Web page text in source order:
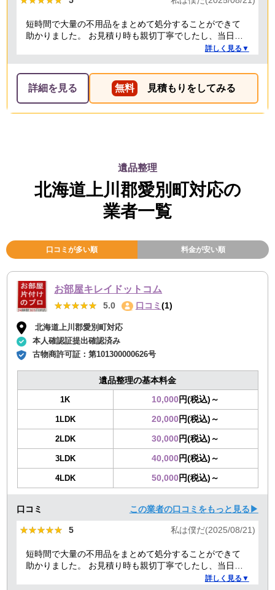
短時間で大量の不用品をまとめて処分することができて
助かりました。 お見積り時も親切丁寧でしたし、当日作
業を担当してくれた方たちも礼儀正しく気持ちよく対応
詳しく見る▼
詳細を見る 無料 見積もりをしてみる
遺品整理
北海道上川郡愛別町対応の
業者一覧
口コミが多い順 料金が安い順
お部屋キレイドットコム
★★★★★
★★★★★ 5.0 口コミ (1)
北海道上川郡愛別町対応
本人確認証提出確認済み
古物商許可証：第101300000626号
遺品整理の基本料金
1K 10,000円(税込)～
1LDK 20,000円(税込)～
2LDK 30,000円(税込)～
3LDK 40,000円(税込)～
4LDK 50,000円(税込)～
口コミ この業者の口コミをもっと見る▶
★★★★★
★★★★★ 5 私は僕だ(2025/08/21)
短時間で大量の不用品をまとめて処分することができて
助かりました。 お見積り時も親切丁寧でしたし、当日作
業を担当してくれた方たちも礼儀正しく気持ちよく対応
詳しく見る▼